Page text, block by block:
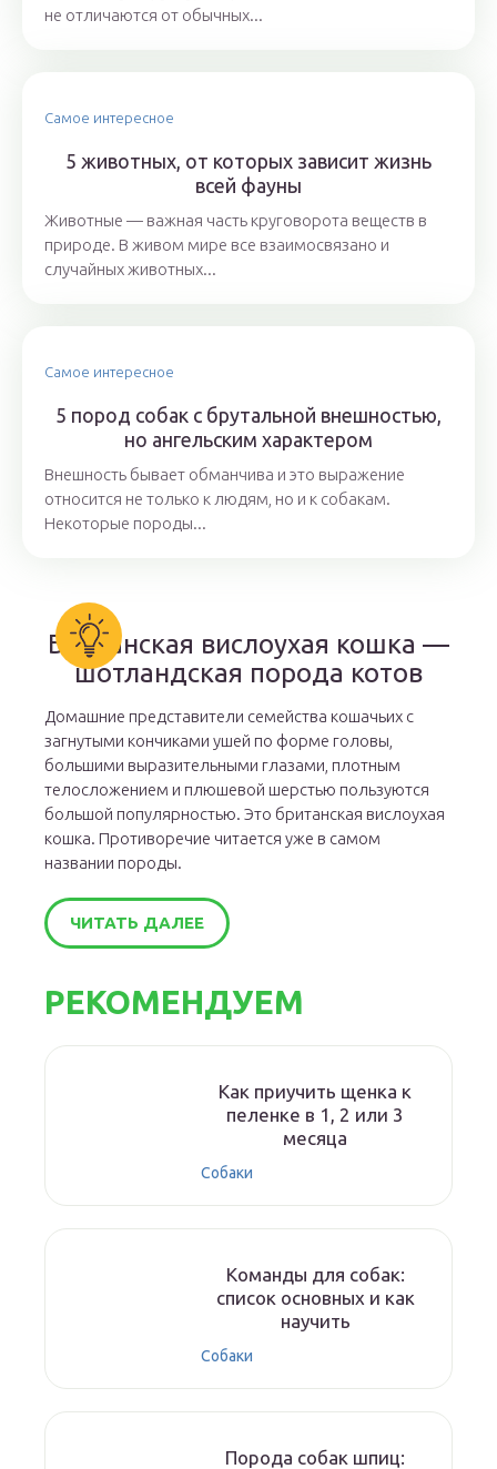
не отличаются от обычных...
Самое интересное
5 животных, от которых зависит жизнь
всей фауны
Животные — важная часть круговорота веществ в
природе. В живом мире все взаимосвязано и
случайных животных...
Самое интересное
5 пород собак с брутальной внешностью,
но ангельским характером
Внешность бывает обманчива и это выражение
относится не только к людям, но и к собакам.
Некоторые породы...
Британская вислоухая кошка —
шотландская порода котов
Домашние представители семейства кошачьих с
загнутыми кончиками ушей по форме головы,
большими выразительными глазами, плотным
телосложением и плюшевой шерстью пользуются
большой популярностью. Это британская вислоухая
кошка. Противоречие читается уже в самом
названии породы.
ЧИТАТЬ ДАЛЕЕ
РЕКОМЕНДУЕМ
Как приучить щенка к
пеленке в 1, 2 или 3
месяца
Собаки
Команды для собак:
список основных и как
научить
Собаки
Порода собак шпиц: